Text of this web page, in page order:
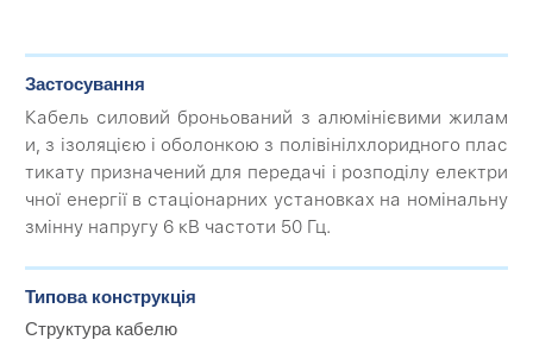
Застосування
Кабель силовий броньований з алюмінієвими жилам
и, з ізоляцією і оболонкою з полівінілхлоридного плас
тикату призначений для передачі і розподілу електри
чної енергії в стаціонарних установках на номінальну
змінну напругу 6 кВ частоти 50 Гц.
Типова конструкція
Структура кабелю